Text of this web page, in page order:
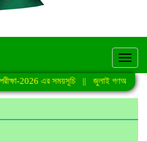
সময়সূচি||জুলাই গণঅভ্যুত্থান সংক্রান্ত